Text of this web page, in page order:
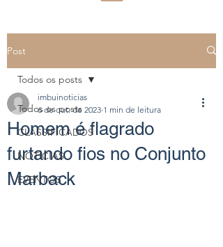
Post
Todos os posts
CLASSIFICADOS
NOTÍCIAS
EVENTOS
Todos os posts
Homem é flagrado
furtando fios no Conjunto
Marback
imbuinoticias
6 de out. de 2023 1 min de leitura